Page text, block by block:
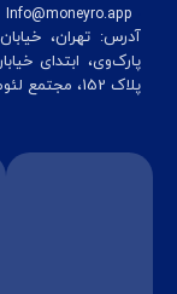
Info@moneyro.app
آدرس: تهران، خیابان
پارک‌وی، ابتدای
پلاک 152، مجتمع لئومال، طبقه 5، واحد 503